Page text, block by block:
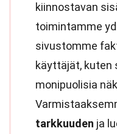
kiinnostavan
toimintamme
sivustomme
käyttäjät, kuten
monipuolisia
tarkkuuden ja